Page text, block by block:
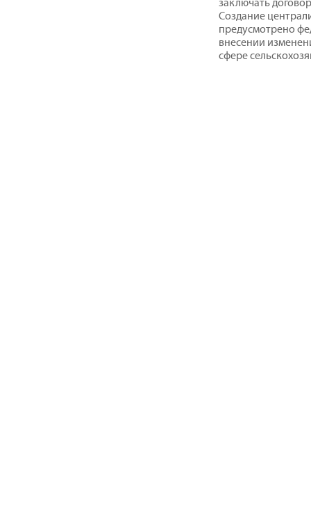
Создание
предусмотрено
внесении
сфере